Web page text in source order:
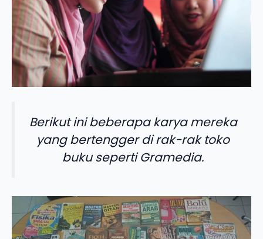
Berikut ini beberapa karya mereka
yang bertengger di rak-rak toko
buku seperti Gramedia.